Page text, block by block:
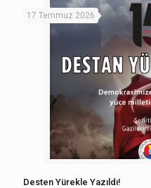
17 Temmuz 2026
Desten Yürekle Yazıldı!